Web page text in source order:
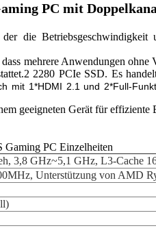
PC mit
die
mehrere Anwendungen
2280 PCIe SSD. Es
mit 1*HDMI 2.1 und 2*Full-
geeigneten Gerät für
PC Einzelheiten
3,8 GHz~5,1 GHz, L3-Cache
Unterstützung von AMD